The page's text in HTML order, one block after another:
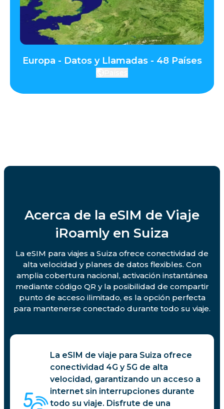
Europa - Datos y Llamadas - 48 Países
Acerca de la eSIM de Viaje
iRoamly en Suiza
La eSIM para viajes a Suiza ofrece conectividad de
alta velocidad y planes de datos flexibles. Con
amplia cobertura nacional, activación instantánea
mediante código QR y la posibilidad de compartir
punto de acceso ilimitado, es la opción perfecta
para mantenerse conectado durante todo su viaje.
La eSIM de viaje para Suiza ofrece
conectividad 4G y 5G de alta
velocidad, garantizando un acceso a
internet sin interrupciones durante
todo su viaje. Disfrute de una